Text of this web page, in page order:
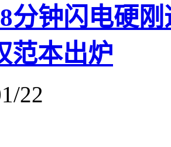
分钟闪电硬
范本出炉
22